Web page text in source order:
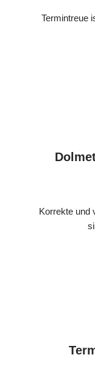
Termintreue
Korrekte und